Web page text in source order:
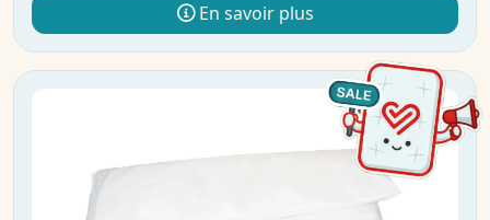
En savoir plus